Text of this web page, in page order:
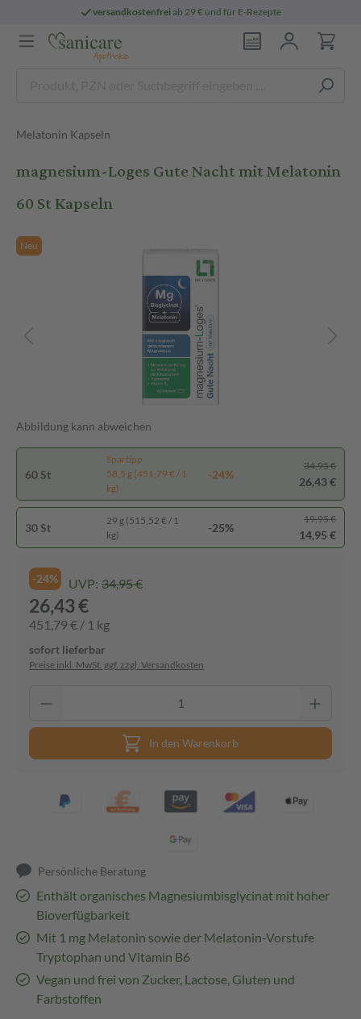
versandkostenfreiab 29 € und für E-Rezepte
Melatonin Kapseln
magnesium-Loges Gute Nacht mit Melatonin
60 St Kapseln
Neu
Abbildung kann abweichen
60 St
Spartipp
58,5 g (451,79 € / 1
kg)
-24%
34,95 €
26,43 €
30 St
29 g (515,52 € / 1
kg)
-25%
19,95 €
14,95 €
-24% UVP: 34,95 €
26,43 €
451,79 € / 1 kg
sofort lieferbar
Preise inkl. MwSt. ggf. zzgl. Versandkosten
In den Warenkorb
Persönliche Beratung
Enthält organisches Magnesiumbisglycinat mit hoher
Bioverfügbarkeit
Mit 1 mg Melatonin sowie der Melatonin-Vorstufe
Tryptophan und Vitamin B6
Vegan und frei von Zucker, Lactose, Gluten und
Farbstoffen